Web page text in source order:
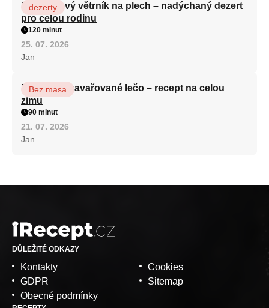
Karamelový větrník na plech – nadýchaný dezert
pro celou rodinu
dezerty
120 minut
25. 07. 2026
Jan
Babiččino zavařované lečo – recept na celou
zimu
Bez masa
90 minut
21. 07. 2026
Jan
DŮLEŽITÉ ODKAZY
Kontakty
GDPR
Obecné podmínky
Cookies
Sitemap